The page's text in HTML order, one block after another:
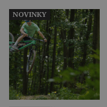
NOVINKY